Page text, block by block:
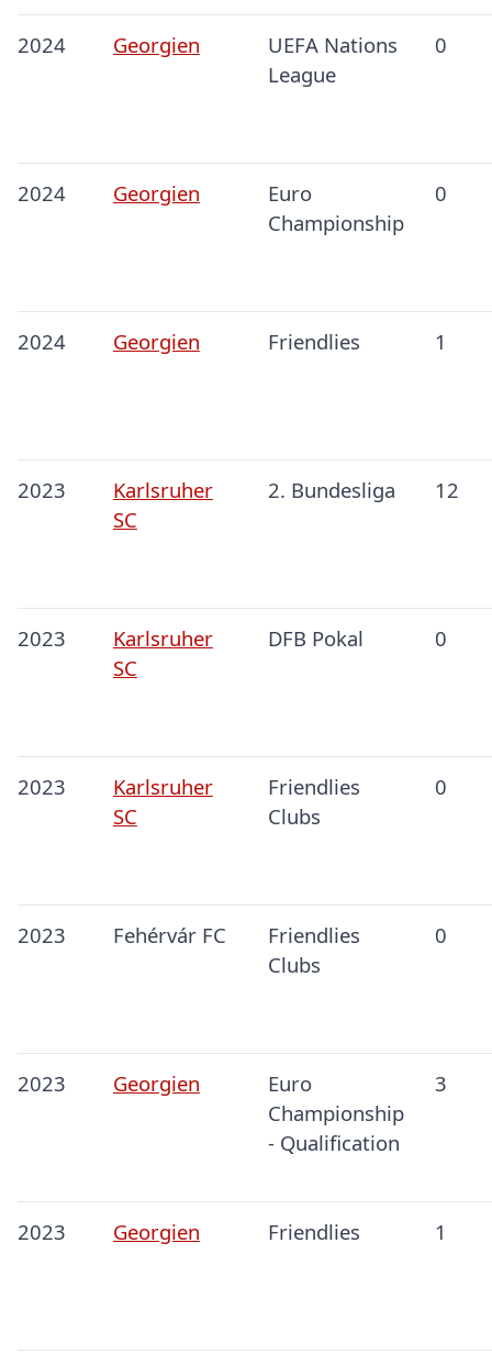
2024 Georgien
UEFA Nations
League
0
2024 Georgien
Euro
Championship
0
2024 Georgien Friendlies 1
2023
Karlsruher
SC
2. Bundesliga 12
2023
Karlsruher
SC
DFB Pokal 0
2023
Karlsruher
SC
Friendlies
Clubs
0
2023 Fehérvár FC
Friendlies
Clubs
0
2023 Georgien
Euro
Championship
- Qualification
3
2023 Georgien Friendlies 1